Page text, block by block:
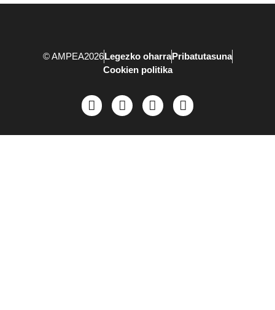
© AMPEA2026Legezko oharraPribatutasuna
Cookien politika